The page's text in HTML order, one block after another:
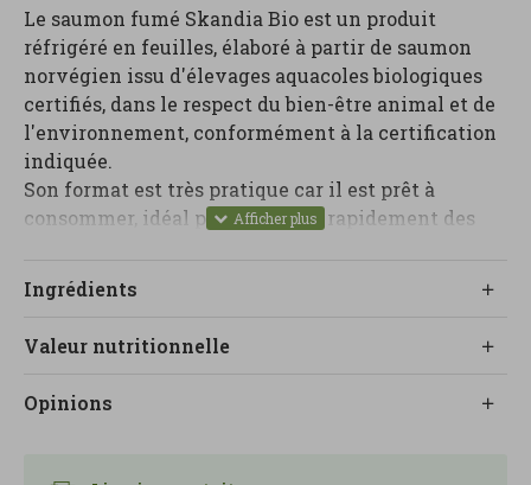
Le saumon fumé Skandia Bio est un produit
réfrigéré en feuilles, élaboré à partir de saumon
norvégien issu d'élevages aquacoles biologiques
certifiés, dans le respect du bien-être animal et de
l'environnement, conformément à la certification
indiquée.
Son format est très pratique car il est prêt à
consommer, idéal pour préparer rapidement des
ou pour composer des amuse-bouche raffinés.
élégante, et la texture des feuilles permet de le
pour les plats froids et les présentations simples
Ingrédients
Valeur nutritionnelle
Opinions